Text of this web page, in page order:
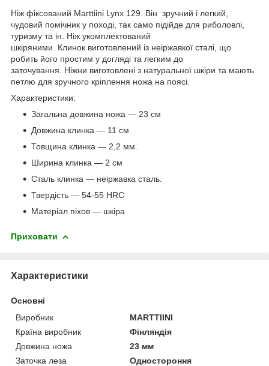
Ніж фіксований Marttiini Lynx 129. Він зручний і легкий,
чудовий помічник у поході, так само підійде для риболовлі,
туризму та ін. Ніж укомплектований
шкіряними. Клинок виготовлений із неіржавкої сталі, що
робить його простим у догляді та легким до
заточування. Ніжни виготовлені з натуральної шкіри та мають
петлю для зручного кріплення ножа на поясі.
Характеристики:
Загальна довжина ножа — 23 см
Довжина клинка — 11 см
Товщина клинка — 2,2 мм.
Ширина клинка — 2 см
Сталь клинка — неіржавка сталь.
Твердість — 54-55 HRC
Матеріал піхов — шкіра
Приховати
Характеристики
Основні
Виробник
MARTTIINI
Країна виробник
Фінляндія
Довжина ножа
23 мм
Заточка леза
Одностороння